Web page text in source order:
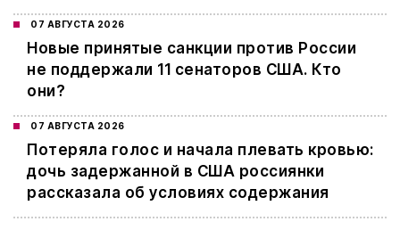
07 АВГУСТА 2026
Новые принятые санкции против России
не поддержали 11 сенаторов США. Кто
они?
07 АВГУСТА 2026
Потеряла голос и начала плевать кровью:
дочь задержанной в США россиянки
рассказала об условиях содержания